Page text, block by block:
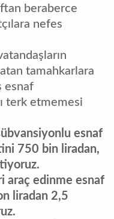
beraberce
nefes
tamahkarlara
esnaf
terk etmemesi
esnaf
750 bin liradan,
araç edinme esnaf
liradan 2,5